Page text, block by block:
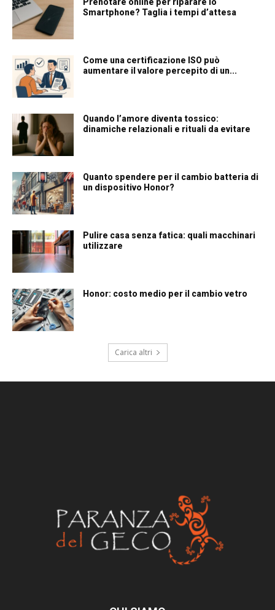
Smartphone? Taglia i tempi d’attesa
Come una certificazione ISO può
aumentare il valore percepito di un...
Quando l’amore diventa tossico:
dinamiche relazionali e rituali da evitare
Quanto spendere per il cambio batteria di
un dispositivo Honor?
Pulire casa senza fatica: quali macchinari
utilizzare
Honor: costo medio per il cambio vetro
Carica altri